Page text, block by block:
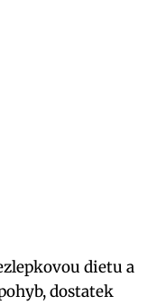
dietu a
dostatek